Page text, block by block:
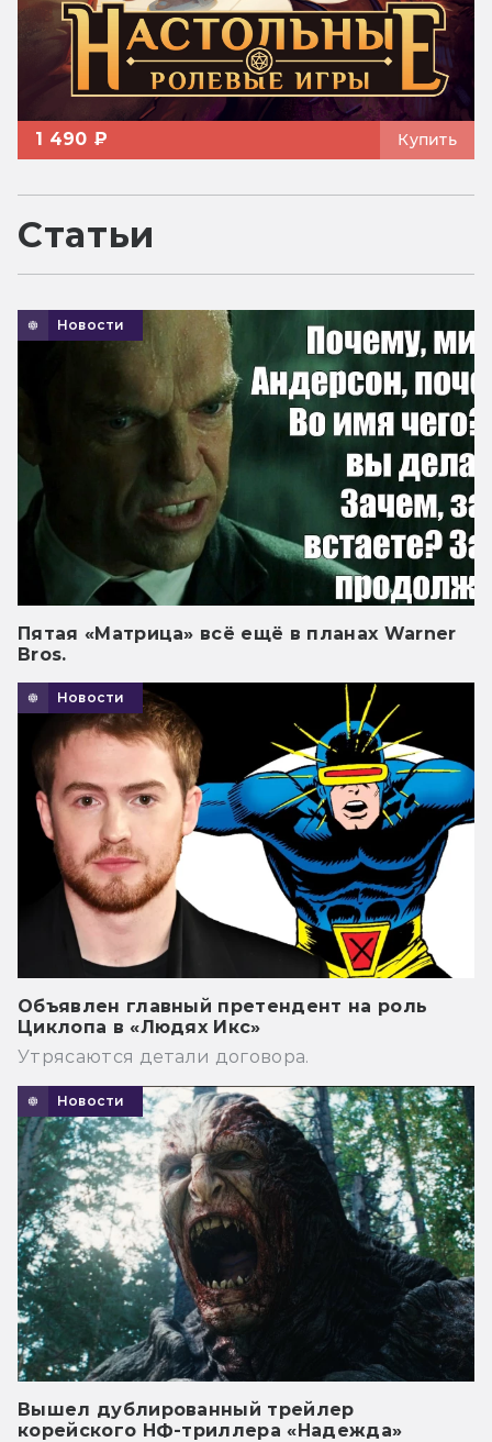
1 490 ₽ Купить
Статьи
Новости
Пятая «Матрица» всё ещё в планах Warner
Bros.
Новости
Объявлен главный претендент на роль
Циклопа в «Людях Икс»
Утрясаются детали договора.
Новости
Вышел дублированный трейлер
корейского НФ-триллера «Надежда»